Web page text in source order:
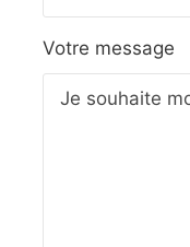
Votre message